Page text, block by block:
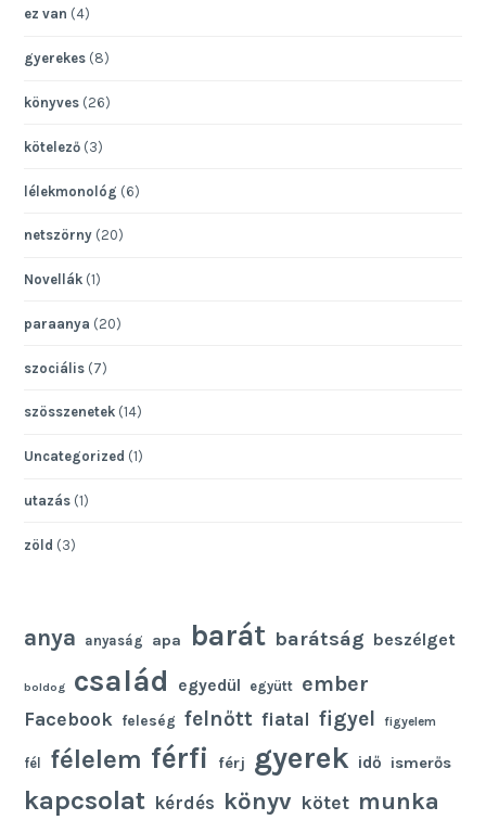
ez van (4)
gyerekes (8)
könyves (26)
kötelező (3)
lélekmonológ (6)
netszörny (20)
Novellák (1)
paraanya (20)
szociális (7)
szösszenetek (14)
Uncategorized (1)
utazás (1)
zöld (3)
anya anyaság apa barát barátság beszélget
boldog család egyedül együtt ember
Facebook feleség felnőtt fiatal figyel figyelem
fél félelem férfi férj gyerek idő ismerős
kapcsolat kérdés könyv kötet munka